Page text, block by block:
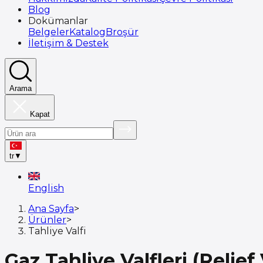
Blog
Dokümanlar
BelgelerKatalogBroşür
İletişim & Destek
Arama
Kapat
tr▼
English
Ana Sayfa>
Ürünler>
Tahliye Valfi